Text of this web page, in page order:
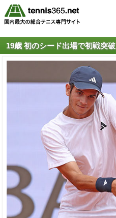
19歳 初のシード出場で初戦突破